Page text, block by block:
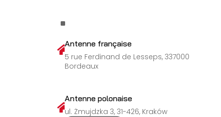
^
Antenne française
5 rue Ferdinand de Lesseps, 337000
Bordeaux

Antenne polonaise
ul. Żmujdzka 3, 31-426, Kraków